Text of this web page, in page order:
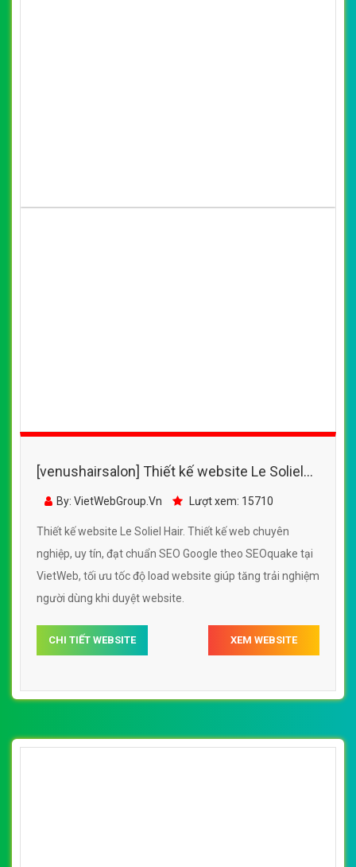
[venushairsalon] Thiết kế website Le Soliel
Hair đẹp, chuyên nghiệp chuẩn SEO
By: VietWebGroup.Vn Lượt xem: 15710
Thiết kế website Le Soliel Hair. Thiết kế web chuyên
nghiệp, uy tín, đạt chuẩn SEO Google theo SEOquake tại
VietWeb, tối ưu tốc độ load website giúp tăng trải nghiệm
người dùng khi duyệt website.
CHI TIẾT WEBSITE XEM WEBSITE